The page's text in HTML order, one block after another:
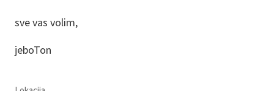
sve vas volim,
jeboTon